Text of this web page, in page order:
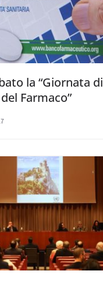
la “Giornata di
Farmaco”